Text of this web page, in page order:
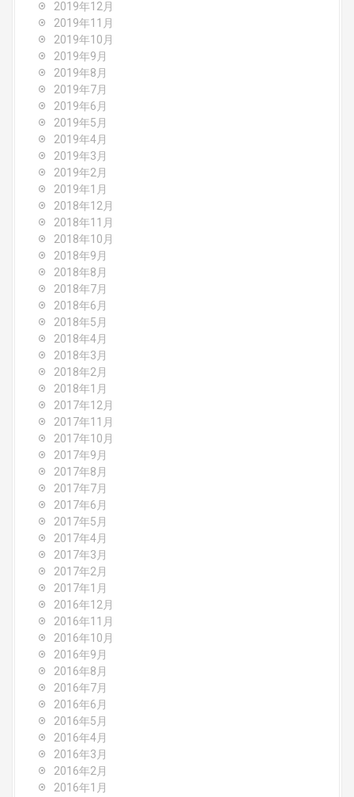
2019年12月
2019年11月
2019年10月
2019年9月
2019年8月
2019年7月
2019年6月
2019年5月
2019年4月
2019年3月
2019年2月
2019年1月
2018年12月
2018年11月
2018年10月
2018年9月
2018年8月
2018年7月
2018年6月
2018年5月
2018年4月
2018年3月
2018年2月
2018年1月
2017年12月
2017年11月
2017年10月
2017年9月
2017年8月
2017年7月
2017年6月
2017年5月
2017年4月
2017年3月
2017年2月
2017年1月
2016年12月
2016年11月
2016年10月
2016年9月
2016年8月
2016年7月
2016年6月
2016年5月
2016年4月
2016年3月
2016年2月
2016年1月